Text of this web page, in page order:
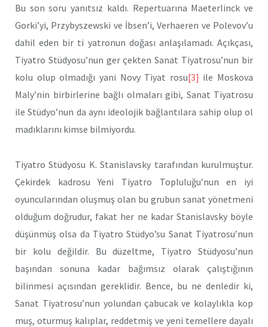
Bu son soru yanıtsız kaldı. Repertuarına Maeterlinck ve
Gorki’yi, Przybyszewski ve İbsen’i, Verhaeren ve Polevov’u
dahil eden bir ti yatronun doğası anlaşılamadı. Açıkçası,
Tiyatro Stüdyosu’nun ger çekten Sanat Tiyatrosu’nun bir
kolu olup olmadığı yani Novy Tiyat rosu[3] ile Moskova
Maly’nin birbirlerine bağlı olmaları gibi, Sanat Tiyatrosu
ile Stüdyo’nun da aynı ideolojik bağlantılara sahip olup ol
madıklarını kimse bilmiyordu.
Tiyatro Stüdyosu K. Stanislavsky tarafından kurulmuştur.
Çekirdek kadrosu Yeni Tiyatro Topluluğu’nun en iyi
oyuncularından oluşmuş olan bu grubun sanat yönetmeni
olduğum doğrudur, fakat her ne kadar Stanislavsky böyle
düşünmüş olsa da Tiyatro Stüdyo’su Sanat Tiyatrosu’nun
bir kolu değildir. Bu düzeltme, Tiyatro Stüdyosu’nun
başından sonuna kadar bağımsız olarak çalıştığının
bilinmesi açısından gereklidir. Bence, bu ne denledir ki,
Sanat Tiyatrosu’nun yolundan çabucak ve kolaylıkla kop
muş, oturmuş kalıplar, reddetmiş ve yeni temellere dayalı